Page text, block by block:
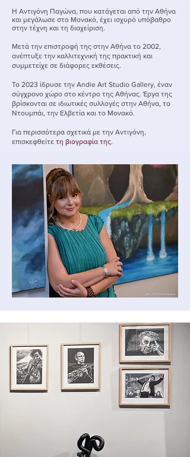
Η Αντιγόνη Παγώνα, που κατάγεται από την Αθήνα
και μεγάλωσε στο Μονακό, έχει ισχυρό υπόβαθρο
στην τέχνη και τη διαχείριση.
Μετά την επιστροφή της στην Αθήνα το 2002,
ανέπτυξε την καλλιτεχνική της πρακτική και
συμμετείχε σε διάφορες εκθέσεις.
Το 2023 ίδρυσε την Andie Art Studio Gallery, έναν
σύγχρονο χώρο στο κέντρο της Αθήνας. Έργα της
βρίσκονται σε ιδιωτικές συλλογές στην Αθήνα, το
Ντουμπάι, την Ελβετία και το Μονακό.
Για περισσότερα σχετικά με την Αντιγόνη,
επισκεφθείτε τη βιογραφία της.